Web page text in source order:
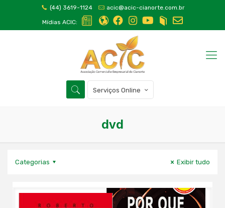
(44) 3619-1124 acic@acic-cianorte.com.br
Mídias ACIC:
Serviços Online
dvd
Categorias Exibir tudo